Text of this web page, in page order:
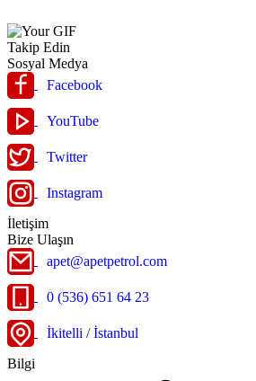
Takip Edin
Sosyal Medya
Facebook
YouTube
Twitter
Instagram
İletişim
Bize Ulaşın
apet@apetpetrol.com
0 (536) 651 64 23
İkitelli / İstanbul
Bilgi